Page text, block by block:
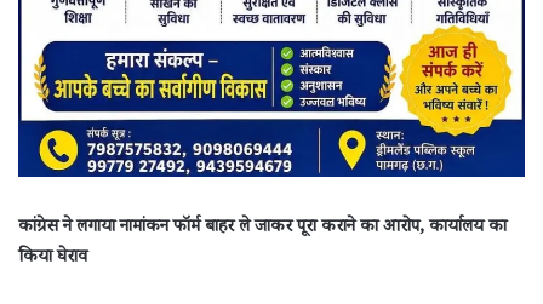
कांग्रेस ने लगाया नामांकन फॉर्म बाहर ले जाकर पूरा कराने का आरोप, कार्यालय का
किया घेराव